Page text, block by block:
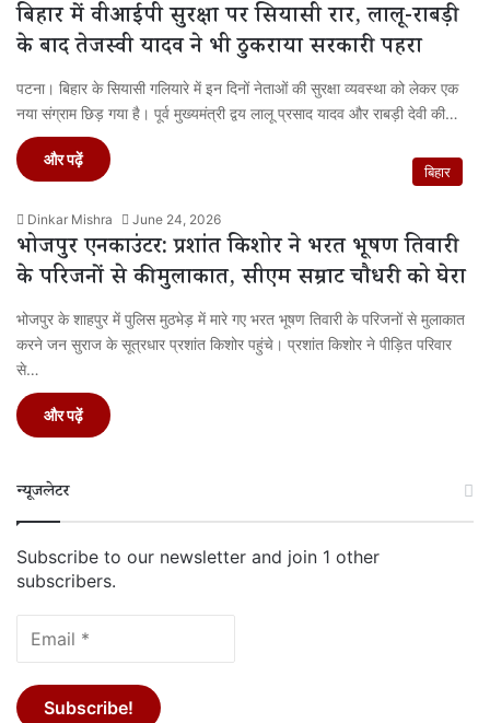
बिहार में वीआईपी सुरक्षा पर सियासी रार, लालू-राबड़ी
के बाद तेजस्वी यादव ने भी ठुकराया सरकारी पहरा
पटना। बिहार के सियासी गलियारे में इन दिनों नेताओं की सुरक्षा व्यवस्था को लेकर एक
नया संग्राम छिड़ गया है। पूर्व मुख्यमंत्री द्वय लालू प्रसाद यादव और राबड़ी देवी की…
और पढ़ें
बिहार
Dinkar Mishra June 24, 2026
भोजपुर एनकाउंटर: प्रशांत किशोर ने भरत भूषण तिवारी
के परिजनों से की मुलाकात, सीएम सम्राट चौधरी को घेरा
भोजपुर के शाहपुर में पुलिस मुठभेड़ में मारे गए भरत भूषण तिवारी के परिजनों से मुलाकात
करने जन सुराज के सूत्रधार प्रशांत किशोर पहुंचे। प्रशांत किशोर ने पीड़ित परिवार
से…
और पढ़ें
न्यूजलेटर
Subscribe to our newsletter and join 1 other
subscribers.